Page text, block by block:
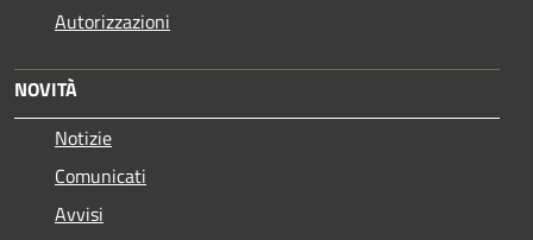
Autorizzazioni
NOVITÀ
Notizie
Comunicati
Avvisi